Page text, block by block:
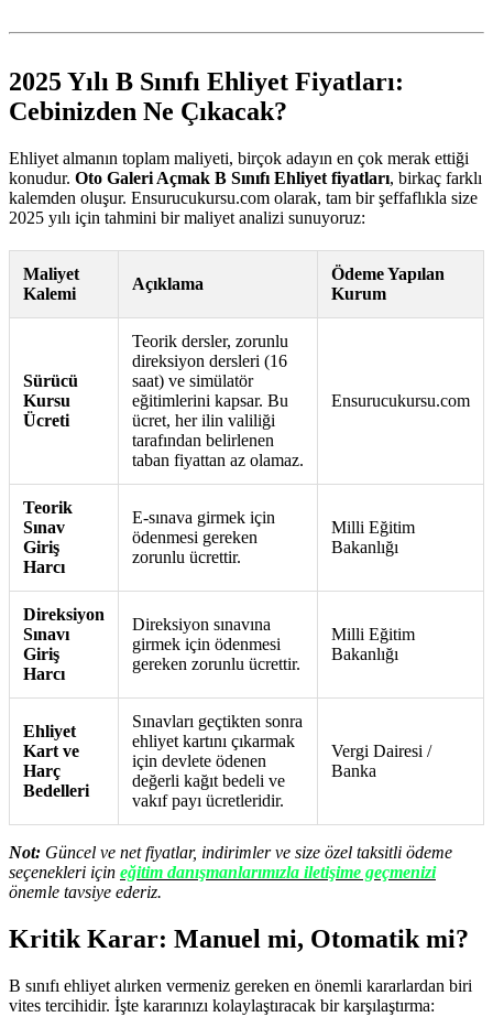
2025 Yılı B Sınıfı Ehliyet Fiyatları:
Cebinizden Ne Çıkacak?
Ehliyet almanın toplam maliyeti, birçok adayın en çok merak ettiği
konudur. Oto Galeri Açmak B Sınıfı Ehliyet fiyatları, birkaç farklı
kalemden oluşur. Ensurucukursu.com olarak, tam bir şeffaflıkla size
2025 yılı için tahmini bir maliyet analizi sunuyoruz:
Maliyet
Kalemi
Açıklama
Ödeme Yapılan
Kurum
Sürücü
Kursu
Ücreti
Teorik dersler, zorunlu
direksiyon dersleri (16
saat) ve simülatör
eğitimlerini kapsar. Bu
ücret, her ilin valiliği
tarafından belirlenen
taban fiyattan az olamaz.
Ensurucukursu.com
Teorik
Sınav
Giriş
Harcı
E-sınava girmek için
ödenmesi gereken
zorunlu ücrettir.
Milli Eğitim
Bakanlığı
Direksiyon
Sınavı
Giriş
Harcı
Direksiyon sınavına
girmek için ödenmesi
gereken zorunlu ücrettir.
Milli Eğitim
Bakanlığı
Ehliyet
Kart ve
Harç
Bedelleri
Sınavları geçtikten sonra
ehliyet kartını çıkarmak
için devlete ödenen
değerli kağıt bedeli ve
vakıf payı ücretleridir.
Vergi Dairesi /
Banka
Not: Güncel ve net fiyatlar, indirimler ve size özel taksitli ödeme
seçenekleri için eğitim danışmanlarımızla iletişime geçmenizi
önemle tavsiye ederiz.
Kritik Karar: Manuel mi, Otomatik mi?
B sınıfı ehliyet alırken vermeniz gereken en önemli kararlardan biri
vites tercihidir. İşte kararınızı kolaylaştıracak bir karşılaştırma: